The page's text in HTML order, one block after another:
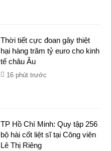
Thời tiết cực đoan gây thiệt
hại hàng trăm tỷ euro cho kinh
tế châu Âu
16 phút trước
TP Hồ Chí Minh: Quy tập 256
bộ hài cốt liệt sĩ tại Công viên
Lê Thị Riêng